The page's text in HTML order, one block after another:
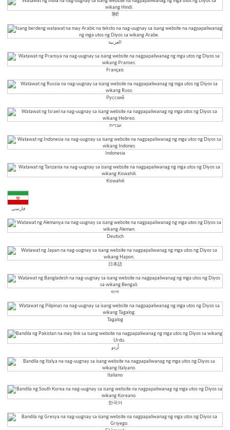
हिंदी
العربية
Français
Русский
עברית
Indonesia
Kiswahili
فارسی
Deutsch
日本語
বাংলা
Tagalog
اُردو
Italiano
한국어